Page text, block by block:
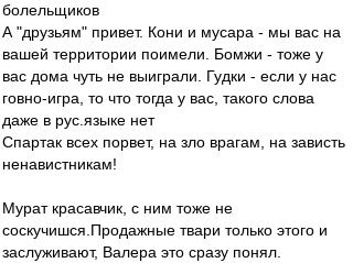
болельщиков
А "друзьям" привет. Кони и мусара - мы вас на
вашей территории поимели. Бомжи - тоже у
вас дома чуть не выиграли. Гудки - если у нас
говно-игра, то что тогда у вас, такого слова
даже в рус.языке нет
Спартак всех порвет, на зло врагам, на зависть
ненавистникам!
Мурат красавчик, с ним тоже не
соскучишся.Продажные твари только этого и
заслуживают, Валера это сразу понял.